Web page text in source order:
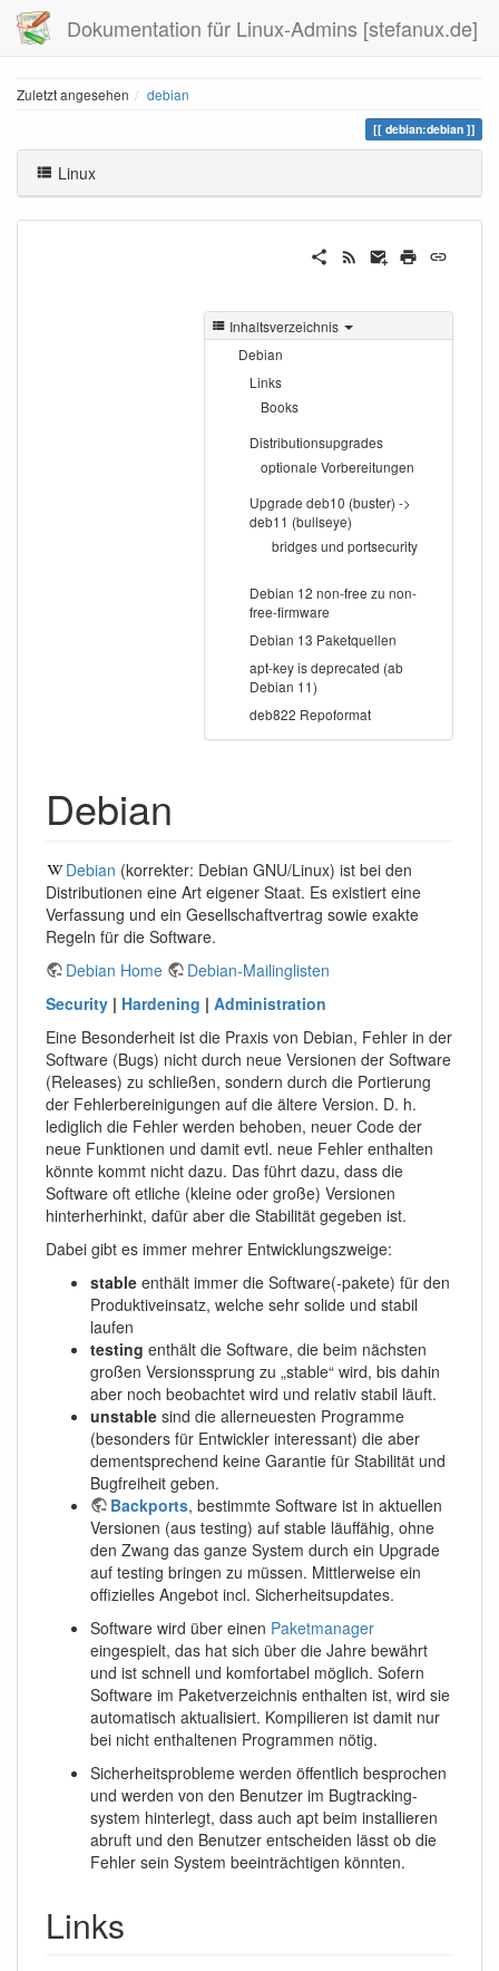
Dokumentation für Linux-Admins [stefanux.de]
Zuletzt angesehen debian
debian:debian
Linux
Inhaltsverzeichnis
Debian
Links
Books
Distributionsupgrades
optionale Vorbereitungen
Upgrade deb10 (buster) ->
deb11 (bullseye)
bridges und portsecurity
Debian 12 non-free zu non-
free-firmware
Debian 13 Paketquellen
apt-key is deprecated (ab
Debian 11)
deb822 Repoformat
Debian
Debian (korrekter: Debian GNU/Linux) ist bei den
Distributionen eine Art eigener Staat. Es existiert eine
Verfassung und ein Gesellschaftvertrag sowie exakte
Regeln für die Software.
Debian Home
Debian-Mailinglisten
Security | Hardening | Administration
Eine Besonderheit ist die Praxis von Debian, Fehler in der
Software (Bugs) nicht durch neue Versionen der Software
(Releases) zu schließen, sondern durch die Portierung
der Fehlerbereinigungen auf die ältere Version. D. h.
lediglich die Fehler werden behoben, neuer Code der
neue Funktionen und damit evtl. neue Fehler enthalten
könnte kommt nicht dazu. Das führt dazu, dass die
Software oft etliche (kleine oder große) Versionen
hinterherhinkt, dafür aber die Stabilität gegeben ist.
Dabei gibt es immer mehrer Entwicklungszweige:
stable enthält immer die Software(-pakete) für den
Produktiveinsatz, welche sehr solide und stabil
laufen
testing enthält die Software, die beim nächsten
großen Versionssprung zu „stable“ wird, bis dahin
aber noch beobachtet wird und relativ stabil läuft.
unstable sind die allerneuesten Programme
(besonders für Entwickler interessant) die aber
dementsprechend keine Garantie für Stabilität und
Bugfreiheit geben.
Backports, bestimmte Software ist in aktuellen
Versionen (aus testing) auf stable läuffähig, ohne
den Zwang das ganze System durch ein Upgrade
auf testing bringen zu müssen. Mittlerweise ein
offizielles Angebot incl. Sicherheitsupdates.
Software wird über einen Paketmanager
eingespielt, das hat sich über die Jahre bewährt
und ist schnell und komfortabel möglich. Sofern
Software im Paketverzeichnis enthalten ist, wird sie
automatisch aktualisiert. Kompilieren ist damit nur
bei nicht enthaltenen Programmen nötig.
Sicherheitsprobleme werden öffentlich besprochen
und werden von den Benutzer im Bugtracking-
system hinterlegt, dass auch apt beim installieren
abruft und den Benutzer entscheiden lässt ob die
Fehler sein System beeinträchtigen könnten.
Links